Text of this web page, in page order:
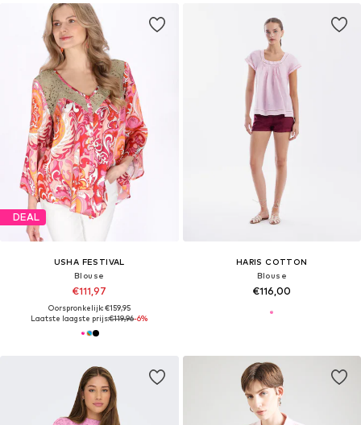
DEAL
USHA FESTIVAL
Blouse
€111,97
Oorspronkelijk: €159,95
Laatste laagste prijs:€119,96-6%
HARIS COTTON
Blouse
€116,00